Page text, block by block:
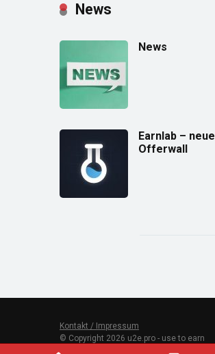
News
News
Earnlab – neue
Offerwall
Kontakt / Impressum
© Copyright 2026 u2e.pro - use to earn